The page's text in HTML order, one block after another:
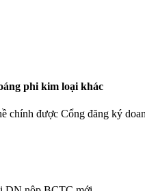
phi kim loại khác
chính được Cổng đăng ký